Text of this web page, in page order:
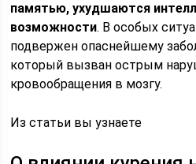
памятью, ухудшаются
возможности. В особых
подвержен опаснейшему
который вызван острым
кровообращения в мозгу.
Из статьи вы узнаете